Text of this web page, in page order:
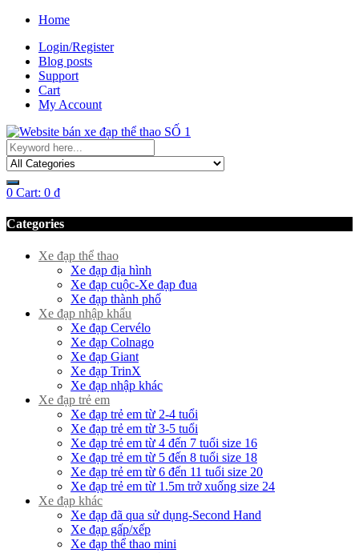
Home
Login/Register
Blog posts
Support
Cart
My Account
0 Cart: 0 ₫
Categories
Xe đạp thể thao
Xe đạp địa hình
Xe đạp cuộc-Xe đạp đua
Xe đạp thành phố
Xe đạp nhập khẩu
Xe đạp Cervélo
Xe đạp Colnago
Xe đạp Giant
Xe đạp TrinX
Xe đạp nhập khác
Xe đạp trẻ em
Xe đạp trẻ em từ 2-4 tuổi
Xe đạp trẻ em từ 3-5 tuổi
Xe đạp trẻ em từ 4 đến 7 tuổi size 16
Xe đạp trẻ em từ 5 đến 8 tuổi size 18
Xe đạp trẻ em từ 6 đến 11 tuổi size 20
Xe đạp trẻ em từ 1.5m trở xuống size 24
Xe đạp khác
Xe đạp đã qua sử dụng-Second Hand
Xe đạp gấp/xếp
Xe đạp thể thao mini